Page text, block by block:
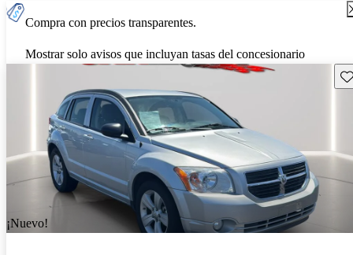
Compra con precios transparentes.
Mostrar solo avisos que incluyan tasas del concesionario
¡Nuevo!